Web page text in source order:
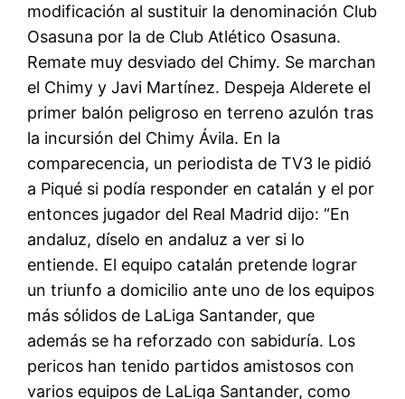
modificación al sustituir la denominación Club
Osasuna por la de Club Atlético Osasuna.
Remate muy desviado del Chimy. Se marchan
el Chimy y Javi Martínez. Despeja Alderete el
primer balón peligroso en terreno azulón tras
la incursión del Chimy Ávila. En la
comparecencia, un periodista de TV3 le pidió
a Piqué si podía responder en catalán y el por
entonces jugador del Real Madrid dijo: “En
andaluz, díselo en andaluz a ver si lo
entiende. El equipo catalán pretende lograr
un triunfo a domicilio ante uno de los equipos
más sólidos de LaLiga Santander, que
además se ha reforzado con sabiduría. Los
pericos han tenido partidos amistosos con
varios equipos de LaLiga Santander, como